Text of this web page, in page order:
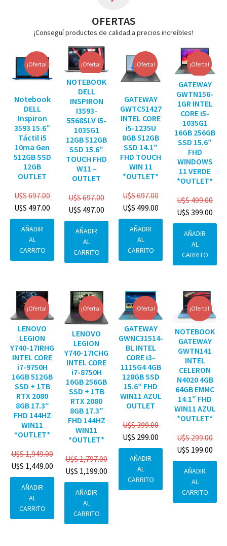
OFERTAS
¡Conseguí productos de calidad a precios increíbles!
¡Oferta!
Notebook
DELL
Inspiron
3593 15.6″
Táctil i5
10ma Gen
512GB SSD
12GB
OUTLET
U$S697.00
U$S 497.00
AÑADIR
AL
CARRITO
¡Oferta!
NOTEBOOK
DELL
INSPIRON
I3593-
5568SLV I5-
1035G1
12GB 512GB
SSD 15.6″
TOUCH FHD
W11 –
OUTLET
U$S697.00
U$S 497.00
AÑADIR
AL
CARRITO
¡Oferta!
GATEWAY
GWTC51427
INTEL CORE
i5-1235U
8GB 512GB
SSD 14.1″
FHD TOUCH
WIN 11
*OUTLET*
U$S697.00
U$S 499.00
AÑADIR
AL
CARRITO
¡Oferta!
GATEWAY
GWTN156-
1GR INTEL
CORE i5-
1035G1
16GB 256GB
SSD 15.6″
FHD
WINDOWS
11 VERDE
*OUTLET*
U$S499.00
U$S 399.00
AÑADIR
AL
CARRITO
¡Oferta!
LENOVO
LEGION
Y740-17IRHG
INTEL CORE
i7-9750H
16GB 512GB
SSD + 1TB
RTX 2080
8GB 17.3″
FHD 144HZ
WIN11
*OUTLET*
U$S1,949.00
U$S 1,449.00
AÑADIR
AL
CARRITO
¡Oferta!
LENOVO
LEGION
Y740-17ICHG
INTEL CORE
i7-8750H
16GB 256GB
SSD + 1TB
RTX 2080
8GB 17.3″
FHD 144HZ
WIN11
*OUTLET*
U$S1,797.00
U$S 1,199.00
AÑADIR
AL
CARRITO
¡Oferta!
GATEWAY
GWNC31514-
BL INTEL
CORE i3-
1115G4 4GB
128GB SSD
15.6″ FHD
WIN11 AZUL
OUTLET
U$S399.00
U$S 299.00
AÑADIR
AL
CARRITO
¡Oferta!
NOTEBOOK
GATEWAY
GWTN141
INTEL
CELERON
N4020 4GB
64GB EMMC
14.1″ FHD
WIN11 AZUL
*OUTLET*
U$S299.00
U$S 199.00
AÑADIR
AL
CARRITO